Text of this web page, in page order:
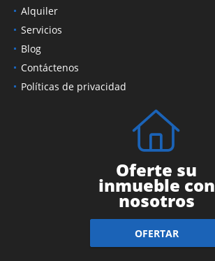
Alquiler
Servicios
Blog
Contáctenos
Políticas de privacidad
Oferte su
inmueble con
nosotros
OFERTAR